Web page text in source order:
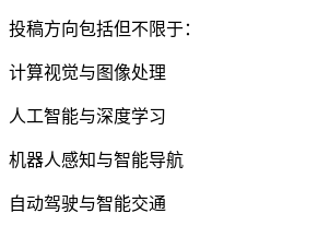
投稿方向包括但不限于：
计算视觉与图像处理
人工智能与深度学习
机器人感知与智能导航
自动驾驶与智能交通